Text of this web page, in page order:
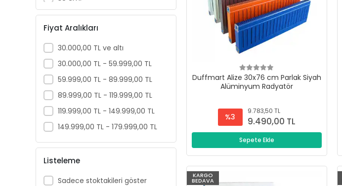
Fiyat Aralıkları
30.000,00 TL ve altı
30.000,00 TL - 59.999,00 TL
59.999,00 TL - 89.999,00 TL
89.999,00 TL - 119.999,00 TL
119.999,00 TL - 149.999,00 TL
149.999,00 TL - 179.999,00 TL
Listeleme
Sadece stoktakileri göster
Duffmart Alize 30x76 cm Parlak Siyah
Alüminyum Radyatör
%3
9.783,50 TL
9.490,00 TL
Sepete Ekle
KARGO
BEDAVA